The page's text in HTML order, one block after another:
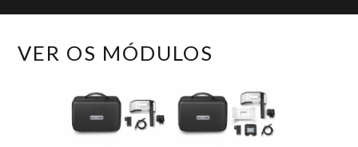
VER OS MÓDULOS